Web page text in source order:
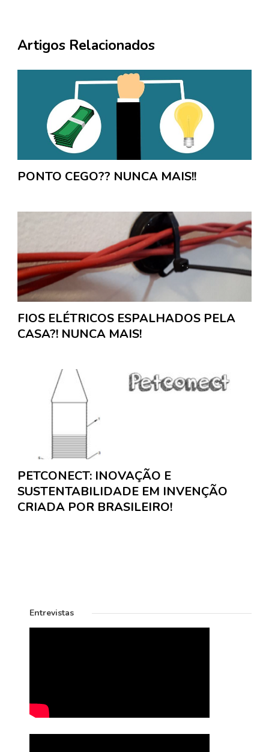
Artigos Relacionados
PONTO CEGO?? NUNCA MAIS!!
FIOS ELÉTRICOS ESPALHADOS PELA
CASA?! NUNCA MAIS!
PETCONECT: INOVAÇÃO E
SUSTENTABILIDADE EM INVENÇÃO
CRIADA POR BRASILEIRO!
Entrevistas